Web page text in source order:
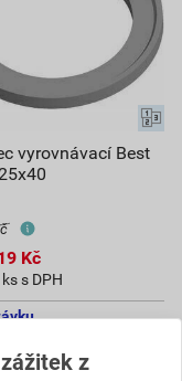
vyrovnávací Best
Kč
s DPH
z